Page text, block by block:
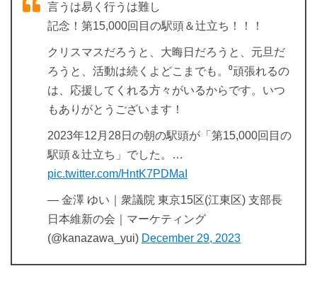
言うは易く行うは難し
記念！第15,000回目の駅頭＆辻立ち！！！
クリスマスだろうと、大晦日だろうと、元旦だ
ろうと、活動は続くよどこまでも。⁰頑張れるの
は、応援してくれる方々がいるからです。いつ
もありがとうございます！
2023年12月28日の朝の駅頭が「第15,000回目の
駅頭＆辻立ち」でした。…
pic.twitter.com/HntK7PDMaI
— 金澤 ゆい｜衆議院 東京15区(江東区) 支部長
日本維新の会｜マーケティング
(@kanazawa_yui) December 29, 2023